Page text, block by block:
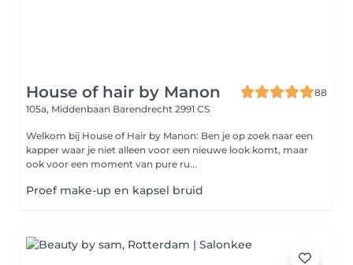
House of hair by Manon
88
105a, Middenbaan Barendrecht 2991 CS
Welkom bij House of Hair by Manon: Ben je op zoek naar een
kapper waar je niet alleen voor een nieuwe look komt, maar
ook voor een moment van pure ru...
Proef make-up en kapsel bruid